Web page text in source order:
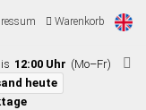
Warenkorb
12:00 Uhr (Mo–Fr)
heute